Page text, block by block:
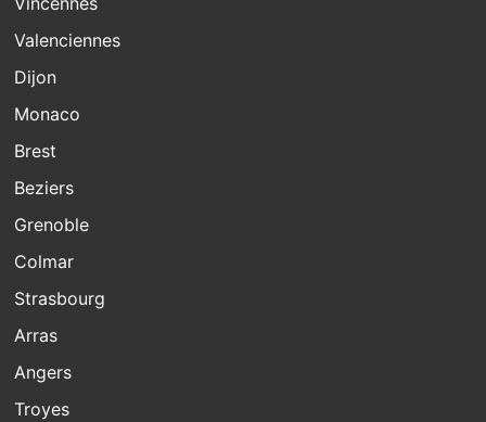
Valenciennes
Dijon
Monaco
Brest
Beziers
Grenoble
Colmar
Strasbourg
Arras
Angers
Troyes